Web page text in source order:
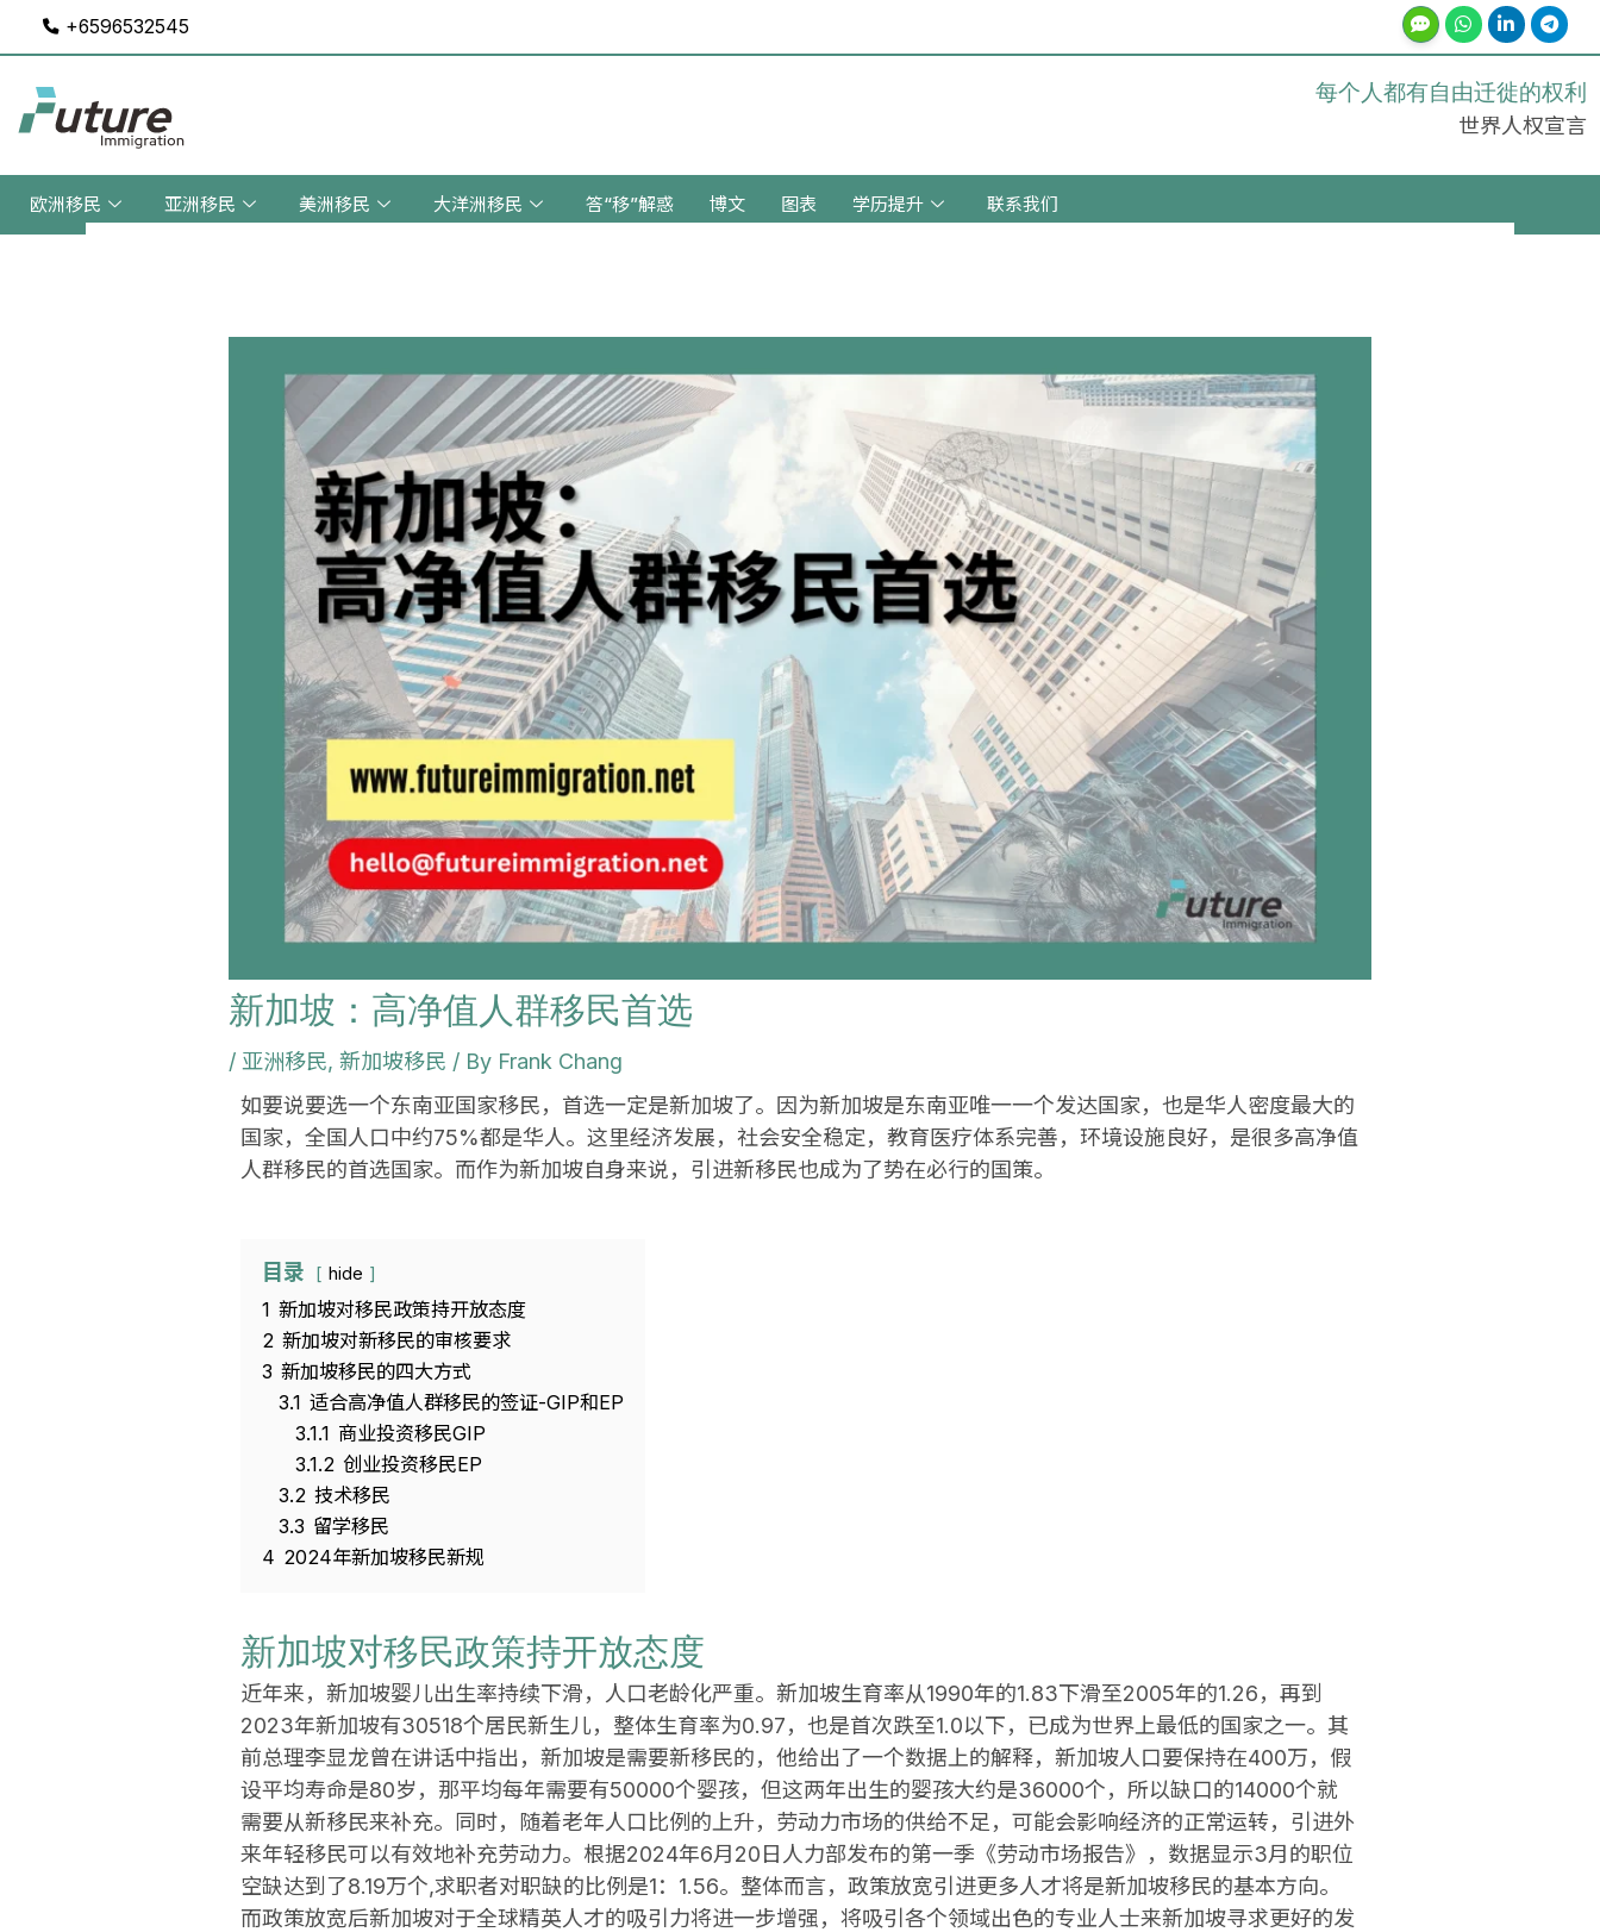
+6596532545
每个人都有自由迁徙的权利
世界人权宣言
欧洲移民 亚洲移民 美洲移民 大洋洲移民 答“移”解惑 博文 图表 学历提升 联系我们
新加坡：高净值人群移民首选
/ 亚洲移民,新加坡移民 / By Frank Chang
如要说要选一个东南亚国家移民，首选一定是新加坡了。因为新加坡是东南亚唯一一个发达国家，也是华人密度最大的
国家，全国人口中约75%都是华人。这里经济发展，社会安全稳定，教育医疗体系完善，环境设施良好，是很多高净值
人群移民的首选国家。而作为新加坡自身来说，引进新移民也成为了势在必行的国策。
目录 hide
1 新加坡对移民政策持开放态度
2 新加坡对新移民的审核要求
3 新加坡移民的四大方式
3.1 适合高净值人群移民的签证-GIP和EP
3.1.1 商业投资移民GIP
3.1.2 创业投资移民EP
3.2 技术移民
3.3 留学移民
4 2024年新加坡移民新规
新加坡对移民政策持开放态度
近年来，新加坡婴儿出生率持续下滑，人口老龄化严重。新加坡生育率从1990年的1.83下滑至2005年的1.26，再到
2023年新加坡有30518个居民新生儿，整体生育率为0.97，也是首次跌至1.0以下，已成为世界上最低的国家之一。其
前总理李显龙曾在讲话中指出，新加坡是需要新移民的，他给出了一个数据上的解释，新加坡人口要保持在400万，假
设平均寿命是80岁，那平均每年需要有50000个婴孩，但这两年出生的婴孩大约是36000个，所以缺口的14000个就
需要从新移民来补充。同时，随着老年人口比例的上升，劳动力市场的供给不足，可能会影响经济的正常运转，引进外
来年轻移民可以有效地补充劳动力。根据2024年6月20日人力部发布的第一季《劳动市场报告》，数据显示3月的职位
空缺达到了8.19万个,求职者对职缺的比例是1：1.56。整体而言，政策放宽引进更多人才将是新加坡移民的基本方向。
而政策放宽后新加坡对于全球精英人才的吸引力将进一步增强，将吸引各个领域出色的专业人士来新加坡寻求更好的发
Post